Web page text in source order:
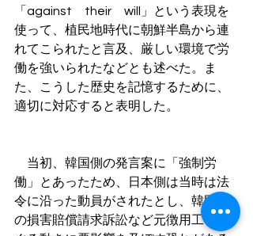
「against　their　will」という表現を
使って、植民地時代に朝鮮半島から連
れてこられたと言及、厳しい環境で労
働を強いられたなどとも述べた。ま
た、こうした歴史を記憶するために、
適切に対応すると表明した。
当初、韓国側の発言案に「強制労
働」とあったため、日本側は当時は法
令に沿った動員がされたとし、韓国で
の損害賠償請求訴訟など元徴用工をめ